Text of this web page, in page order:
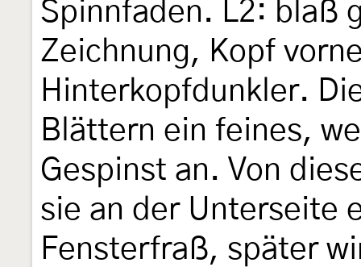
Spinnfaden. L2: blaß
Zeichnung, Kopf
Hinterkopfdunkler.
Blättern ein feines,
Gespinst an. Von
sie an der Unterseite
Fensterfraß, später